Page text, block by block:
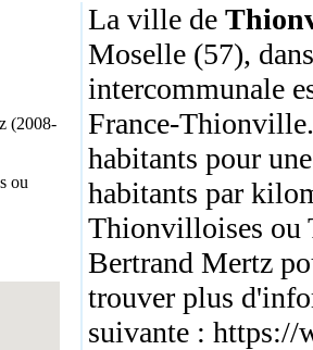
(2008-
ou
La ville de
Moselle (57),
intercommunale
France-
habitants pour
habitants par
Thionvilloises ou
Bertrand Mertz
trouver plus
suivante : https://